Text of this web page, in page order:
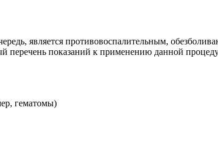
является противовоспалительным,
перечень показаний к применению данной
гематомы)